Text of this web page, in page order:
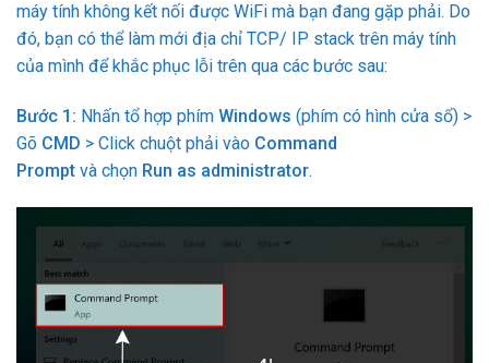
máy tính không kết nối được WiFi mà bạn đang gặp phải. Do
đó, bạn có thể làm mới địa chỉ TCP/ IP stack trên máy tính
của mình để khắc phục lỗi trên qua các bước sau:
Bước 1: Nhấn tổ hợp phím Windows (phím có hình cửa sổ) >
Gõ CMD > Click chuột phải vào Command
Prompt và chọn Run as administrator.